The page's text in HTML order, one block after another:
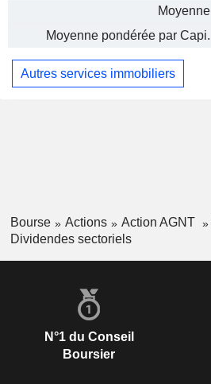
Moyenne
Moyenne pondérée par Capi.
Autres services immobiliers
Bourse Actions Action AGNT
Dividendes sectoriels
N°1 du Conseil
Boursier